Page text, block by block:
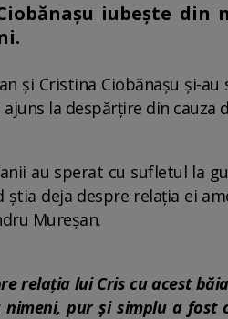
iubește din
și Cristina Ciobănașu și-
ajuns la despărțire din
au sperat cu sufletul la
știa deja despre relația ei
Mureșan.
relația lui Cris cu acest
nimeni, pur și simplu a fost